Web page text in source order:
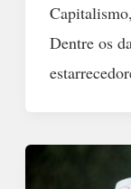
Dentre os